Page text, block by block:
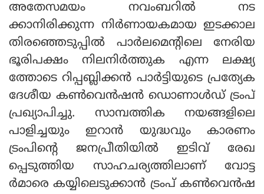
അതേസമയം നവംബറില്‍ നട
ക്കാനിരിക്കുന്ന നിര്‍ണായകമായ ഇടക്കാല
തിരഞ്ഞെടുപ്പില്‍ പാര്‍ലമെന്റിലെ നേരിയ
ഭൂരിപക്ഷം നിലനിര്‍ത്തുക എന്ന ലക്ഷ്യ
ത്തോടെ റിപ്പബ്ലിക്കന്‍ പാര്‍ട്ടിയുടെ പ്രത്യേക
ദേശീയ കണ്‍വെന്‍ഷന്‍ ഡൊണാള്‍ഡ് ട്രംപ്
പ്രഖ്യാപിച്ചു. സാമ്പത്തിക നയങ്ങളിലെ
പാളിച്ചയും ഇറാന്‍ യുദ്ധവും കാരണം
ട്രംപിന്റെ ജനപ്രീതിയില്‍ ഇടിവ് രേഖ
പ്പെടുത്തിയ സാഹചര്യത്തിലാണ് വോട്ട
ര്‍മാരെ കയ്യിലെടുക്കാന്‍ ട്രംപ് കണ്‍വെന്‍ഷ